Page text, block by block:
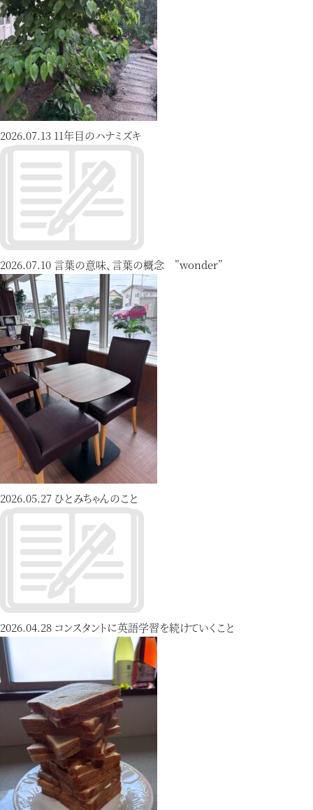
2026.07.13 11年目のハナミズキ
2026.07.10 言葉の意味、言葉の概念 ”wonder”
2026.05.27 ひとみちゃんのこと
2026.04.28 コンスタントに英語学習を続けていくこと